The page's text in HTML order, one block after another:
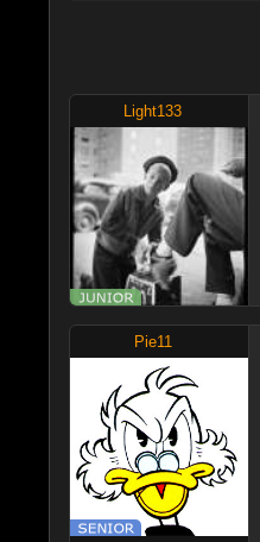
Light133
Pie11